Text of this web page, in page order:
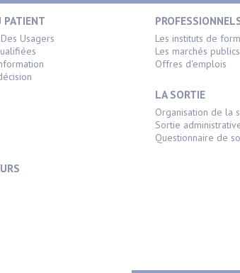
PATIENT
Usagers
Les instituts de
Les marchés publics
Offres d'emplois
LA SORTIE
Organisation de la
Sortie
Questionnaire de